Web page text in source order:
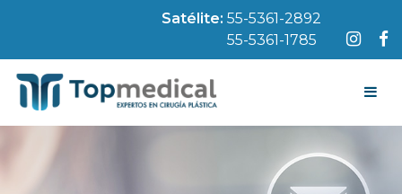
Satélite: 55-5361-2892
55-5361-1785